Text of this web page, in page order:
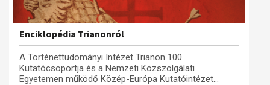
Enciklopédia Trianonról
A Történettudományi Intézet Trianon 100
Kutatócsoportja és a Nemzeti Közszolgálati
Egyetemen működő Közép-Európa Kutatóintézet...